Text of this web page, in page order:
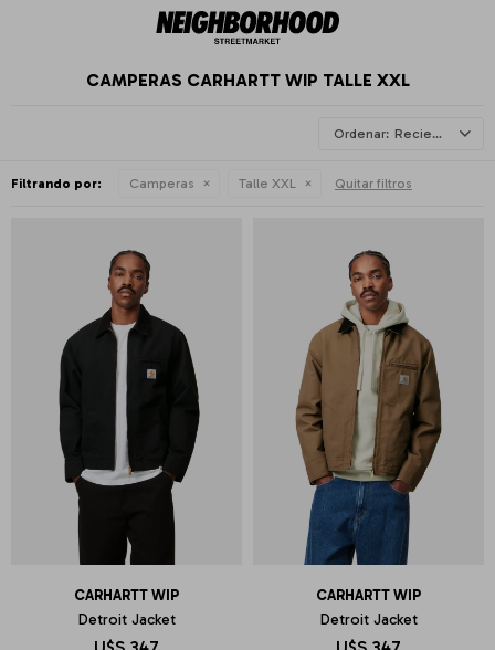
CAMPERAS CARHARTT WIP TALLE XXL
Recientes
Filtrando por: Camperas Talle XXL Quitar filtros
CARHARTT WIP
Detroit Jacket
CARHARTT WIP
Detroit Jacket